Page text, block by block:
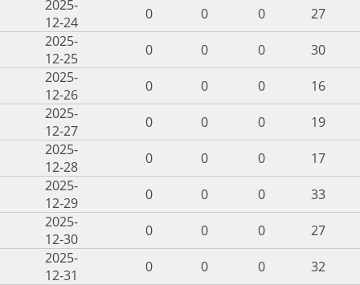
2025-
12-24
0 0 0
27
2025-
12-25
0 0 0
30
2025-
12-26
0 0 0
16
2025-
12-27
0 0 0
19
2025-
12-28
0 0 0
17
2025-
12-29
0 0 0
33
2025-
12-30
0 0 0
27
2025-
12-31
0 0 0 32